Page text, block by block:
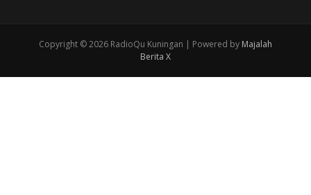
Copyright © 2026 RadioQu Kuningan | Powered by Majalah
Berita X